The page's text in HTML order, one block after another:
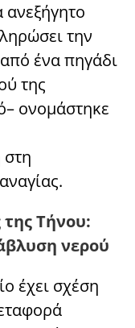
την
ένα πηγάδι
της
ονομάστηκε
στη
Τήνου:
νερού
έχει σχέση